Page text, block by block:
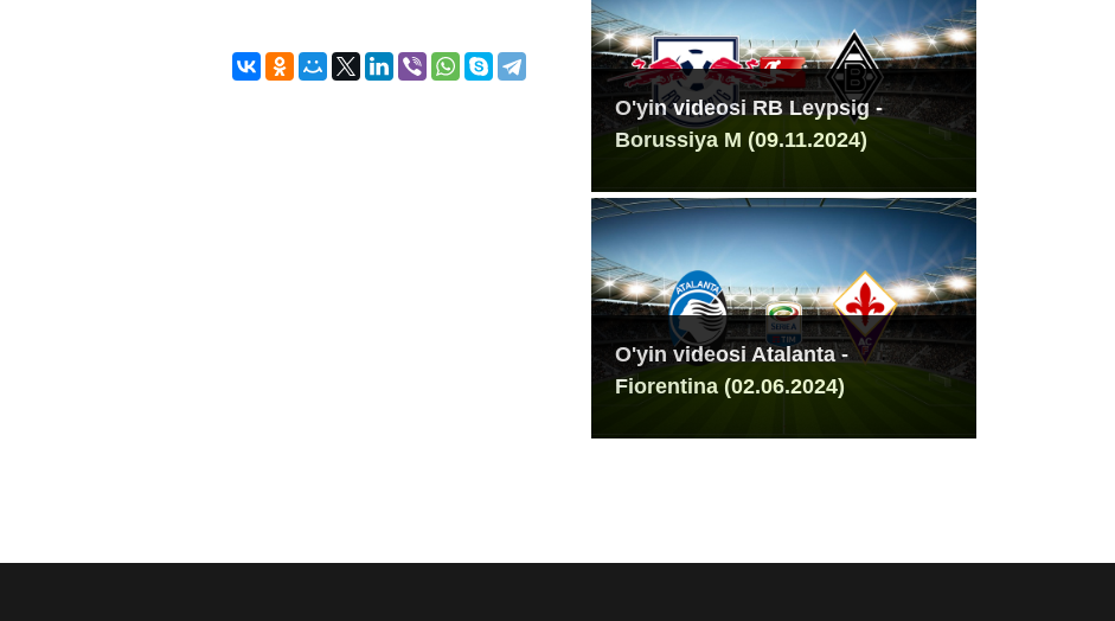
O'yin videosi RB Leypsig -
Borussiya M (09.11.2024)
O'yin videosi Atalanta -
Fiorentina (02.06.2024)